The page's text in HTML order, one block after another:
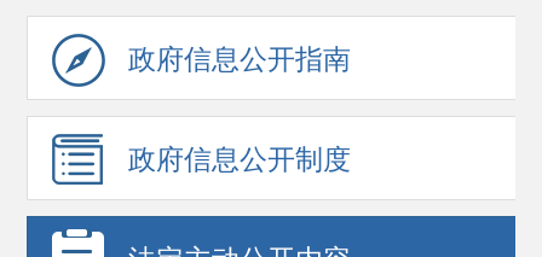
政府信息公开指南
政府信息公开制度